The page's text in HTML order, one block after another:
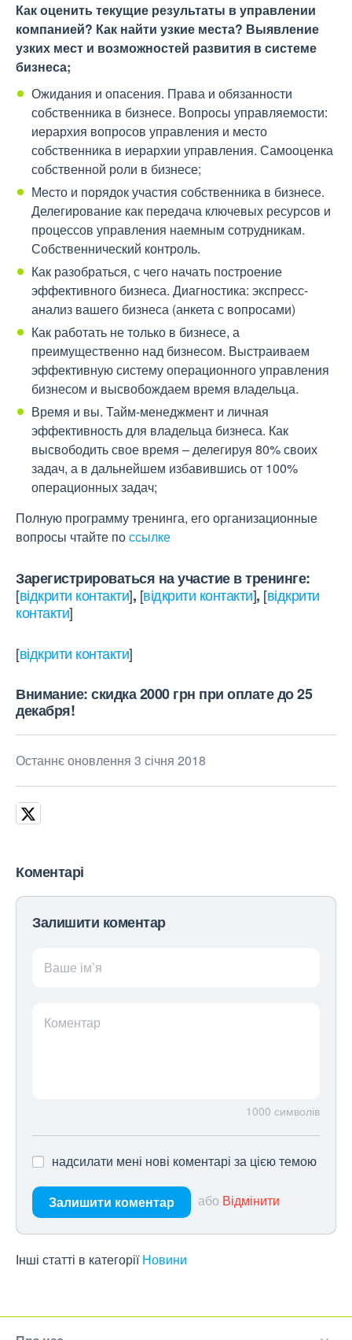
Как оценить текущие результаты в управлении
компанией? Как найти узкие места? Выявление
узких мест и возможностей развития в системе
бизнеса;
Ожидания и опасения. Права и обязанности
собственника в бизнесе. Вопросы управляемости:
иерархия вопросов управления и место
собственника в иерархии управления. Самооценка
собственной роли в бизнесе;
Место и порядок участия собственника в бизнесе.
Делегирование как передача ключевых ресурсов и
процессов управления наемным сотрудникам.
Собственнический контроль.
Как разобраться, с чего начать построение
эффективного бизнеса. Диагностика: экспресс-
анализ вашего бизнеса (анкета с вопросами)
Как работать не только в бизнесе, а
преимущественно над бизнесом. Выстраиваем
эффективную систему операционного управления
бизнесом и высвобождаем время владельца.
Время и вы. Тайм-менеджмент и личная
эффективность для владельца бизнеса. Как
высвободить свое время – делегируя 80% своих
задач, а в дальнейшем избавившись от 100%
операционных задач;
Полную программу тренинга, его организационные
вопросы чтайте поссылке
Зарегистрироваться на участие в тренинге:
[відкрити контакти], [відкрити контакти], [відкрити
контакти]
[відкрити контакти]
Внимание: скидка 2000 грн при оплате до 25
декабря!
Останнє оновлення 3 січня 2018
Коментарі
Залишити коментар
Ваше ім’я
Коментар
1000 символів
надсилати мені нові коментарі за цією темою
Залишити коментар або Відмінити
Інші статті в категорії Новини